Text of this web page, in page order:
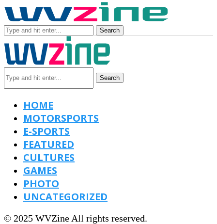
Search
Search
HOME
MOTORSPORTS
E-SPORTS
FEATURED
CULTURES
GAMES
PHOTO
UNCATEGORIZED
© 2025 WVZine All rights reserved.